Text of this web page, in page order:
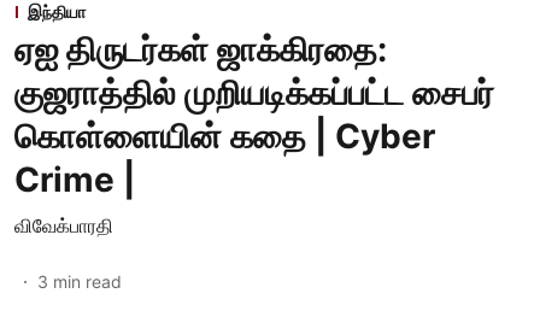
இந்தியா
ஏஐ திருடர்கள் ஜாக்கிரதை:
குஜராத்தில் முறியடிக்கப்பட்ட சைபர்
கொள்ளையின் கதை | Cyber
Crime |
விவேக்பாரதி
3 min read